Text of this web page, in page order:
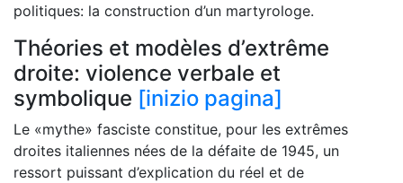
politiques: la construction d’un martyrologe.
Théories et modèles d’extrême
droite: violence verbale et
symbolique [inizio pagina]
Le «mythe» fasciste constitue, pour les extrêmes
droites italiennes nées de la défaite de 1945, un
ressort puissant d’explication du réel et de